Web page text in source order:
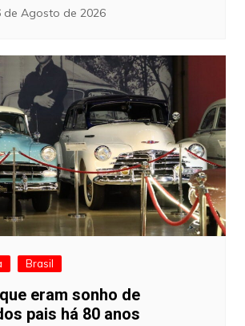
de Agosto de 2026
Brasil
eram sonho de
pais há 80 anos